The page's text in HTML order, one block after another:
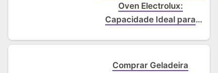
Oven Electrolux:
Capacidade Ideal para
Comprar Geladeira